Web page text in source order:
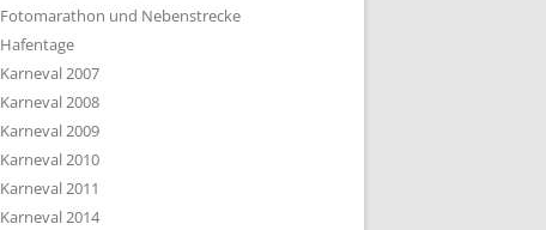
Fotomarathon und Nebenstrecke
Hafentage
Karneval 2007
Karneval 2008
Karneval 2009
Karneval 2010
Karneval 2011
Karneval 2014